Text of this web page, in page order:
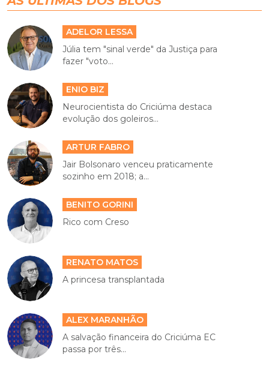
ADELOR LESSA
Júlia tem "sinal verde" da Justiça para
fazer "voto...
ENIO BIZ
Neurocientista do Criciúma destaca
evolução dos goleiros...
ARTUR FABRO
Jair Bolsonaro venceu praticamente
sozinho em 2018; a...
BENITO GORINI
Rico com Creso
RENATO MATOS
A princesa transplantada
ALEX MARANHÃO
A salvação financeira do Criciúma EC
passa por três...